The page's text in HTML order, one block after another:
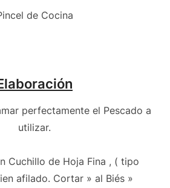
de Cocina
perfectamente el Pescado a
utilizar.
Cuchillo de Hoja Fina , ( tipo
afilado. Cortar » al Biés »